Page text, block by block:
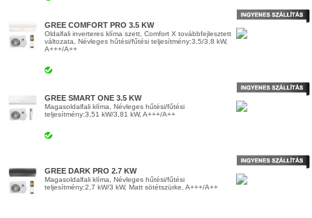
GREE COMFORT PRO 3.5 KW
Oldalfali inverteres klíma szett, Comfort X továbbfejlesztett
változata, Névleges hűtési/fűtési teljesítmény:3,5/3,8 kW,
A+++/A++
GREE SMART ONE 3.5 KW
Magasoldalfali klíma, Névleges hűtési/fűtési
teljesítmény:3,51 kW/3,81 kW, A+++/A++
GREE DARK PRO 2.7 KW
Magasoldalfali klíma, Névleges hűtési/fűtési
teljesítmény:2,7 kW/3 kW, Matt sötétszürke, A+++/A++